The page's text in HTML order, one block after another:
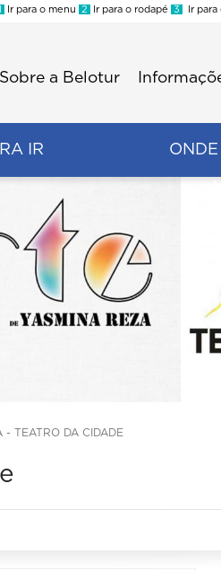
Ir para o menu 2 Ir para o rodapé 3 Ir para
Sobre a Belotur
IR
- TEATRO DA CIDADE